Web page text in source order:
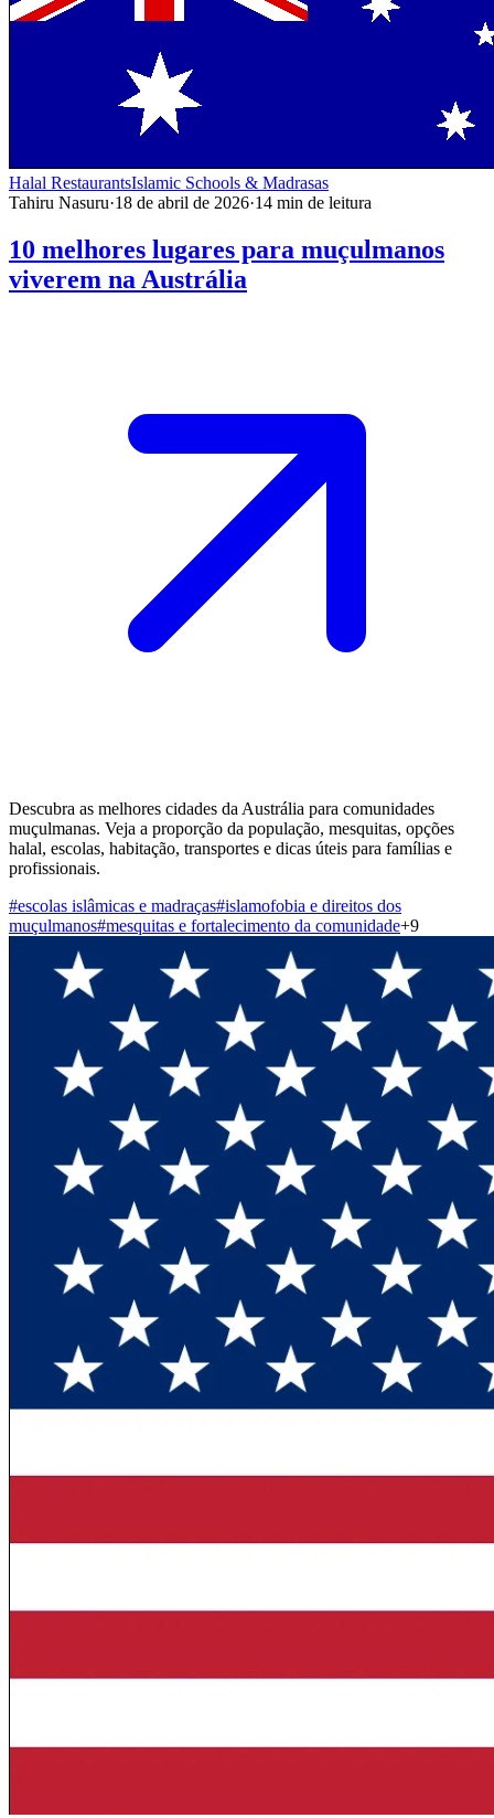
Halal RestaurantsIslamic Schools & Madrasas
Tahiru Nasuru·18 de abril de 2026·14 min de leitura
10 melhores lugares para muçulmanos
viverem na Austrália
Descubra as melhores cidades da Austrália para comunidades
muçulmanas. Veja a proporção da população, mesquitas, opções
halal, escolas, habitação, transportes e dicas úteis para famílias e
profissionais.
#escolas islâmicas e madraças#islamofobia e direitos dos
muçulmanos#mesquitas e fortalecimento da comunidade+9